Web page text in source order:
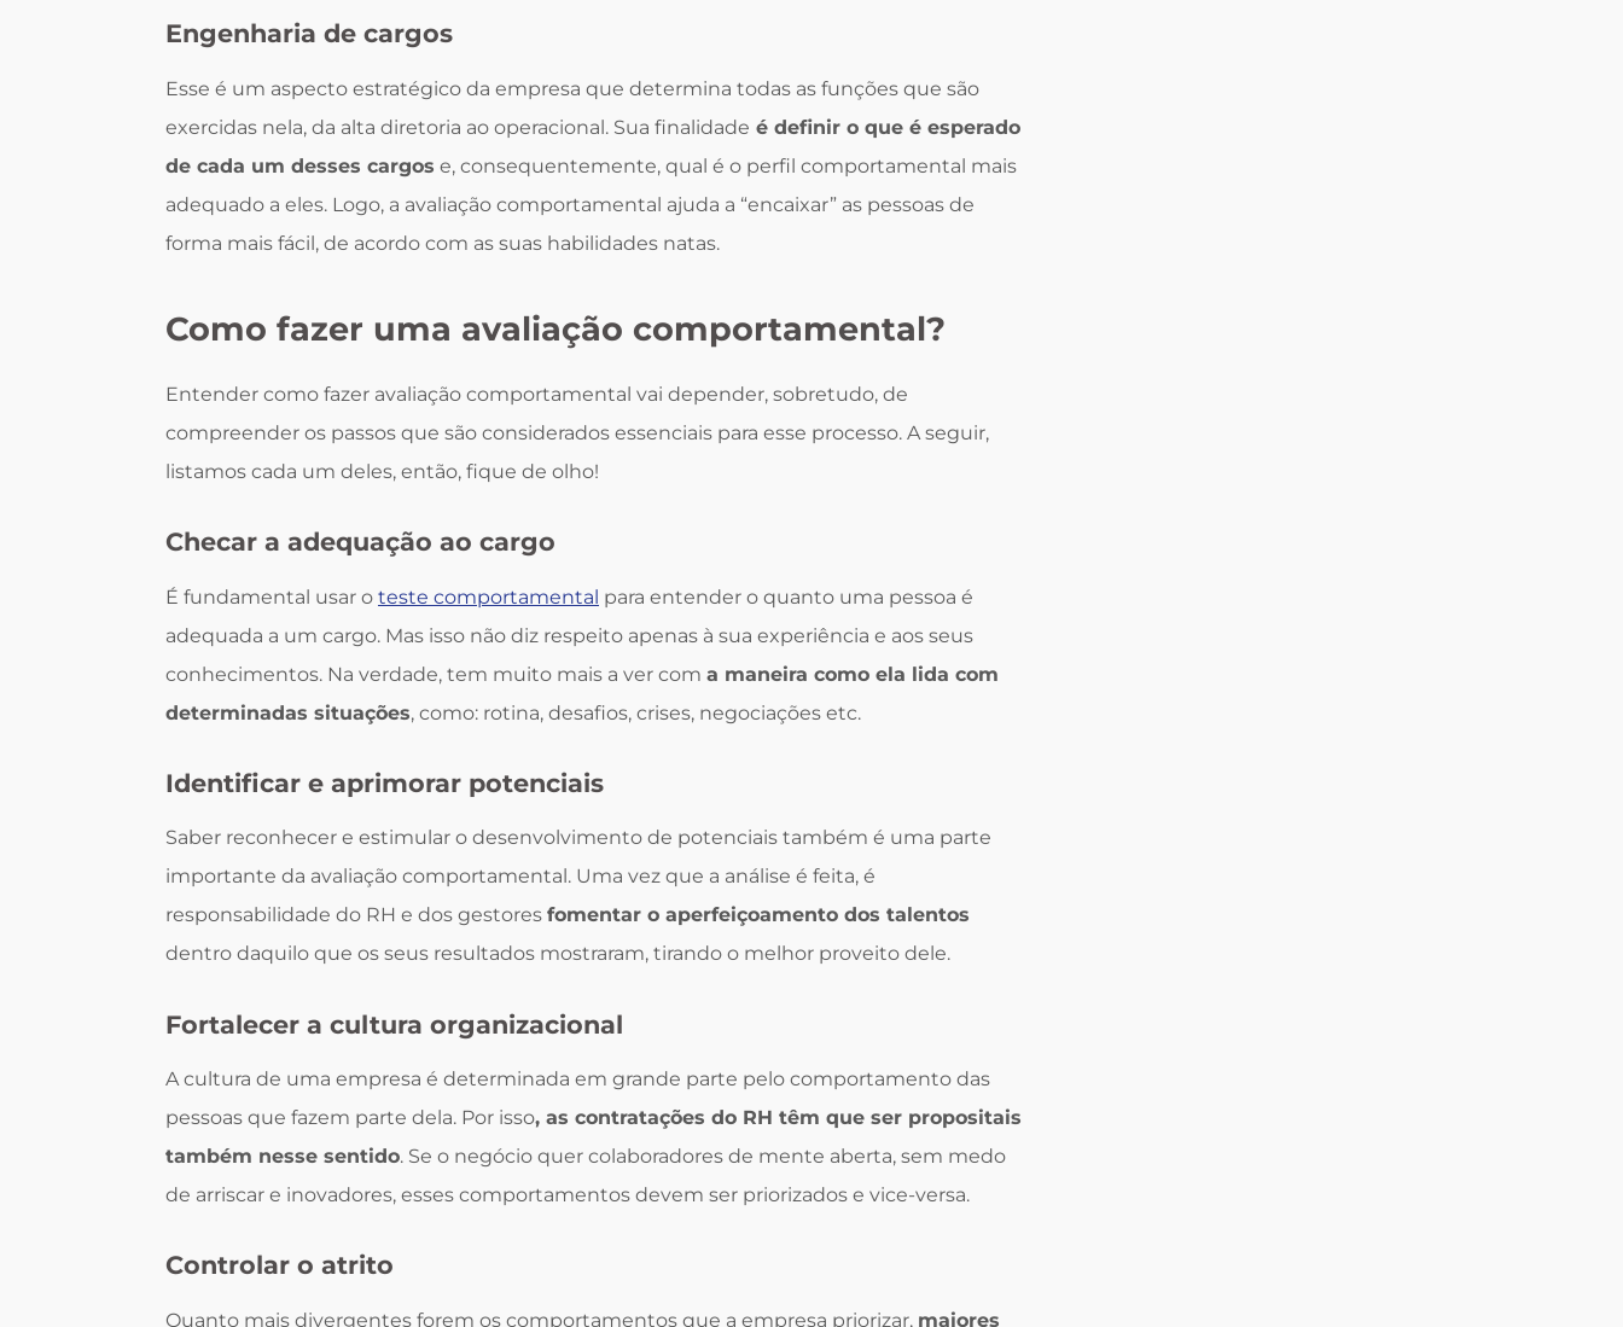
Engenharia de cargos
Esse é um aspecto estratégico da empresa que determina todas as funções que são
exercidas nela, da alta diretoria ao operacional. Sua finalidade é definir o que é esperado
de cada um desses cargos e, consequentemente, qual é o perfil comportamental mais
adequado a eles. Logo, a avaliação comportamental ajuda a “encaixar” as pessoas de
forma mais fácil, de acordo com as suas habilidades natas.
Como fazer uma avaliação comportamental?
Entender como fazer avaliação comportamental vai depender, sobretudo, de
compreender os passos que são considerados essenciais para esse processo. A seguir,
listamos cada um deles, então, fique de olho!
Checar a adequação ao cargo
É fundamental usar o teste comportamental para entender o quanto uma pessoa é
adequada a um cargo. Mas isso não diz respeito apenas à sua experiência e aos seus
conhecimentos. Na verdade, tem muito mais a ver com a maneira como ela lida com
determinadas situações, como: rotina, desafios, crises, negociações etc.
Identificar e aprimorar potenciais
Saber reconhecer e estimular o desenvolvimento de potenciais também é uma parte
importante da avaliação comportamental. Uma vez que a análise é feita, é
responsabilidade do RH e dos gestores fomentar o aperfeiçoamento dos talentos
dentro daquilo que os seus resultados mostraram, tirando o melhor proveito dele.
Fortalecer a cultura organizacional
A cultura de uma empresa é determinada em grande parte pelo comportamento das
pessoas que fazem parte dela. Por isso, as contratações do RH têm que ser propositais
também nesse sentido. Se o negócio quer colaboradores de mente aberta, sem medo
de arriscar e inovadores, esses comportamentos devem ser priorizados e vice-versa.
Controlar o atrito
Quanto mais divergentes forem os comportamentos que a empresa priorizar, maiores